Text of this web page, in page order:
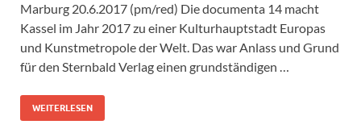
Marburg 20.6.2017 (pm/red) Die documenta 14 macht
Kassel im Jahr 2017 zu einer Kulturhauptstadt Europas
und Kunstmetropole der Welt. Das war Anlass und Grund
für den Sternbald Verlag einen grundständigen …
WEITERLESEN